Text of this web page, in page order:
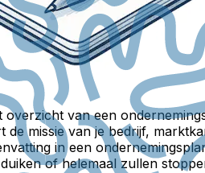
overzicht van een
missie van je bedrijf,
in een
of helemaal zullen